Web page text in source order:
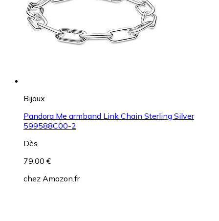
Bijoux
Pandora Me armband Link Chain Sterling Silver
599588C00-2
Dès
79,00 €
chez Amazon.fr